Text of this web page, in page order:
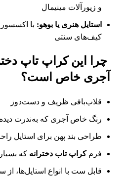
و زیورآلات مینیمال
استایل هنری یا بوهو: با
کیف‌های سنتی
چرا این کراپ تاپ
آجری خاص است؟
قلاب‌بافی ظریف و دست‌دوز
رنگ خاص آجری که به‌ندرت
طراحی بند پهن برای استایل
فرمکراپ تاب دخترانه که
قابل ست با انواع استایل‌ها، از